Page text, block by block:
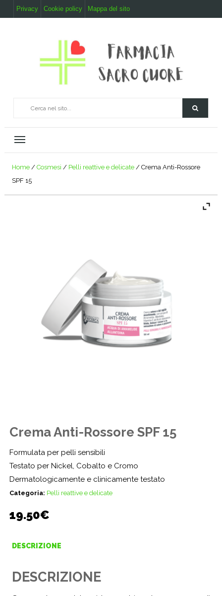
Privacy Cookie policy Mappa del sito
Home / Cosmesi / Pelli reattive e delicate / Crema Anti-Rossore
SPF 15
Crema Anti-Rossore SPF 15
Formulata per pelli sensibili
Testato per Nickel, Cobalto e Cromo
Dermatologicamente e clinicamente testato
Categoria: Pelli reattive e delicate
19.50€
DESCRIZIONE
DESCRIZIONE